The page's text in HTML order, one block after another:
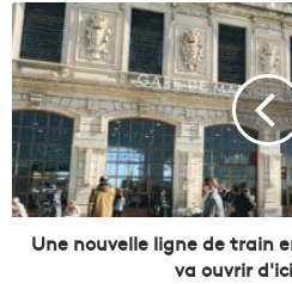
U
n
e
n
o
u
v
e
l
Une nouvelle ligne de train
va ouvrir